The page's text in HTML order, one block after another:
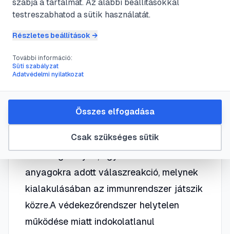
Korunk
népbetegsége
&#8211; Az allergia
fogalma
immunrendszer #pollen
anyagokra adott válaszreakció, melynek
kialakulásában az immunrendszer játszik
közre.A védekezőrendszer helytelen
működése miatt indokolatlanul
szabja a tartalmat. Az alábbi beállításokkal
testreszabhatod a sütik használatát.
Részletes beállítások →
További információ:
Süti szabályzat
Adatvédelmi nyilatkozat
Csak szükséges sütik
Összes elfogadása